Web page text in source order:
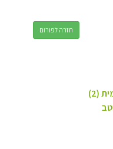
(2)
חזרה לפורום